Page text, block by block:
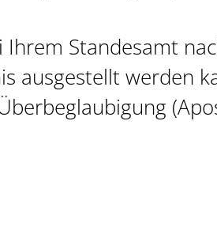
Ihrem Standesamt
ausgestellt werden